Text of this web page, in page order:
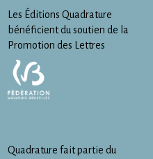
Les Éditions Quadrature
bénéficient du soutien de la
Promotion des Lettres
Quadrature fait partie du